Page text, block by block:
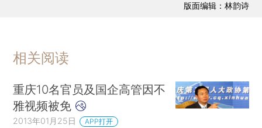
版面编辑：林韵诗
相关阅读
重庆10名官员及国企高管因不
雅视频被免
2013年01月25日 APP打开